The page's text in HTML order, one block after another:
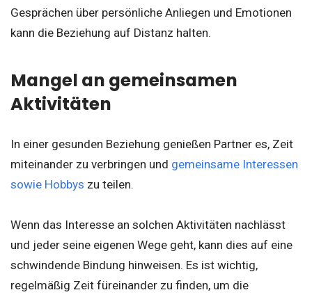
Gesprächen über persönliche Anliegen und Emotionen
kann die Beziehung auf Distanz halten.
Mangel an gemeinsamen
Aktivitäten
In einer gesunden Beziehung genießen Partner es, Zeit
miteinander zu verbringen und gemeinsame Interessen
sowie Hobbys zu teilen.
Wenn das Interesse an solchen Aktivitäten nachlässt
und jeder seine eigenen Wege geht, kann dies auf eine
schwindende Bindung hinweisen. Es ist wichtig,
regelmäßig Zeit füreinander zu finden, um die